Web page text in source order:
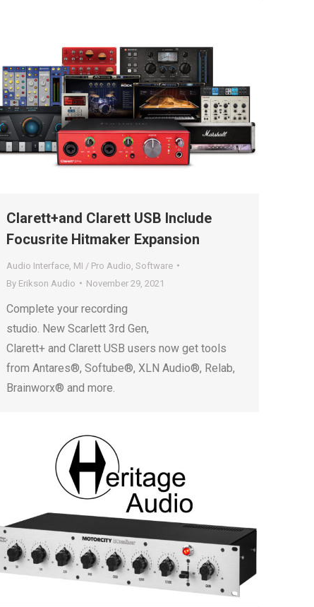
Clarett+and Clarett USB Include
Focusrite Hitmaker Expansion
Audio Interface MI / Pro Audio Software
By Erikson Audio November 29, 2021
Complete your recording
studio. New Scarlett 3rd Gen,
Clarett+ and Clarett USB users now get tools
from Antares®, Softube®, XLN Audio®, Relab,
Brainworx® and more.